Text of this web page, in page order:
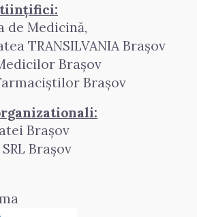
de Medicină,
TRANSILVANIA Brașov
Brașov
Brașov
Brașov
Brașov